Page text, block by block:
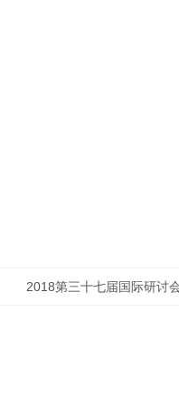
2018第三十七届国际研讨